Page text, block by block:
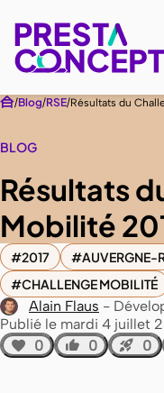
Blog RSE Résultats du
BLOG
Résultats
Mobilité
2017
AUVERGNE-
CHALLENGE MOBILITÉ
Alain Flaus
Publié le mardi 4 juillet
0
0 0